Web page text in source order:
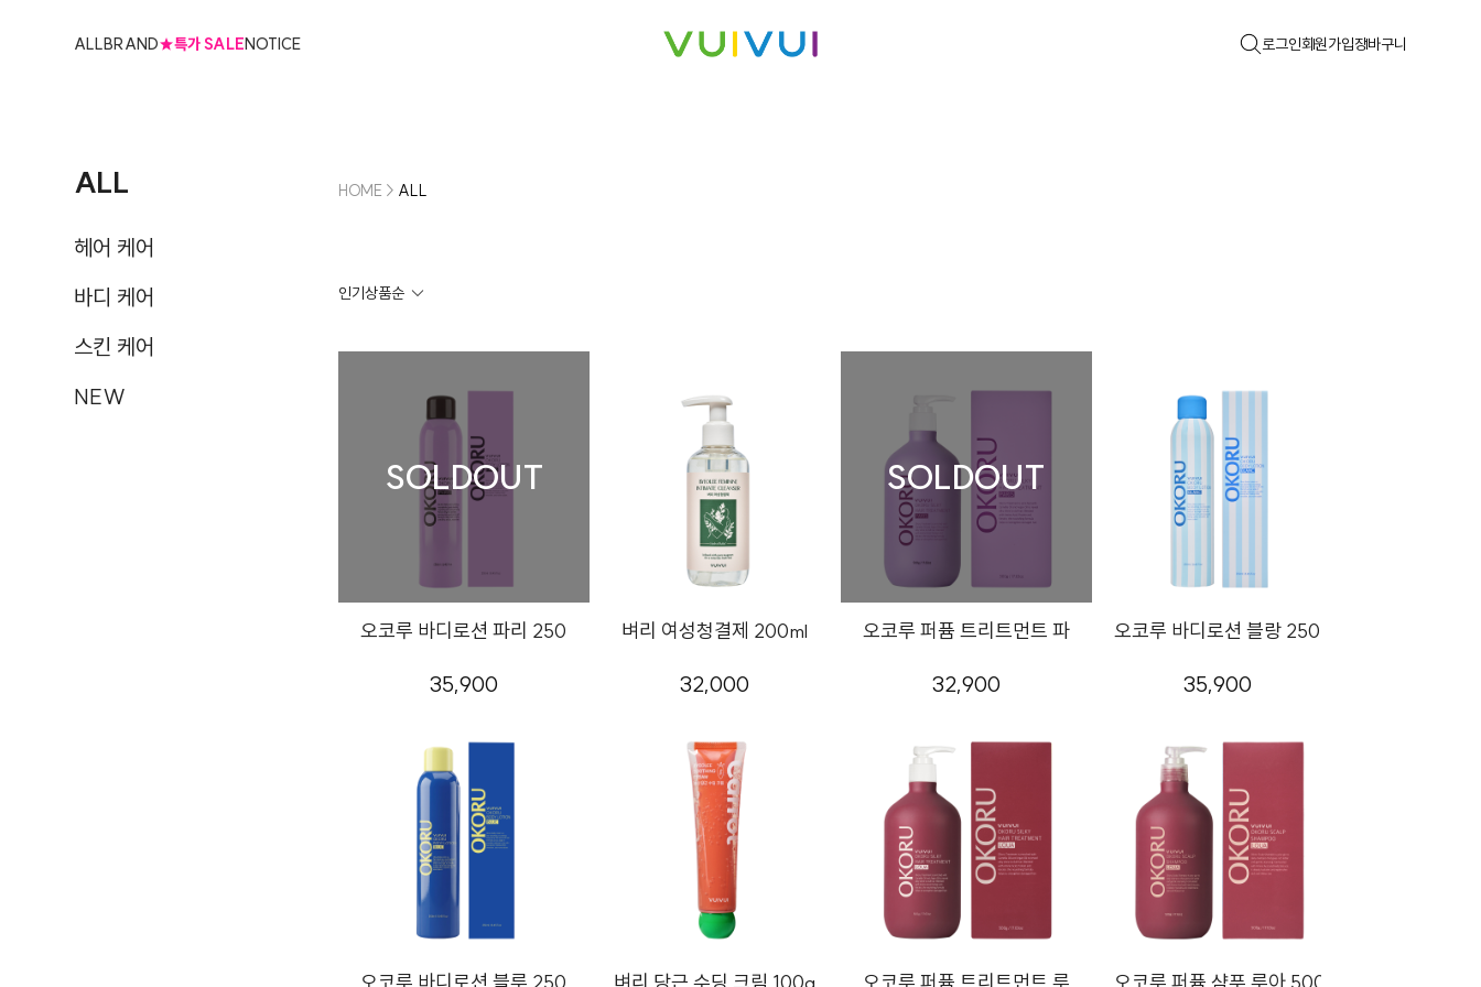
ALLBRAND★특가 SALENOTICE 로그인회원가입장바구니
ALL
헤어 케어
바디 케어
스킨 케어
NEW
HOME > ALL
SOLDOUT
오코루 바디로션 파리 250ml
35,900
벼리 여성청결제 200ml
32,000
SOLDOUT
오코루 퍼퓸 트리트먼트 파리 500g
32,900
오코루 바디로션 블랑 250ml
35,900